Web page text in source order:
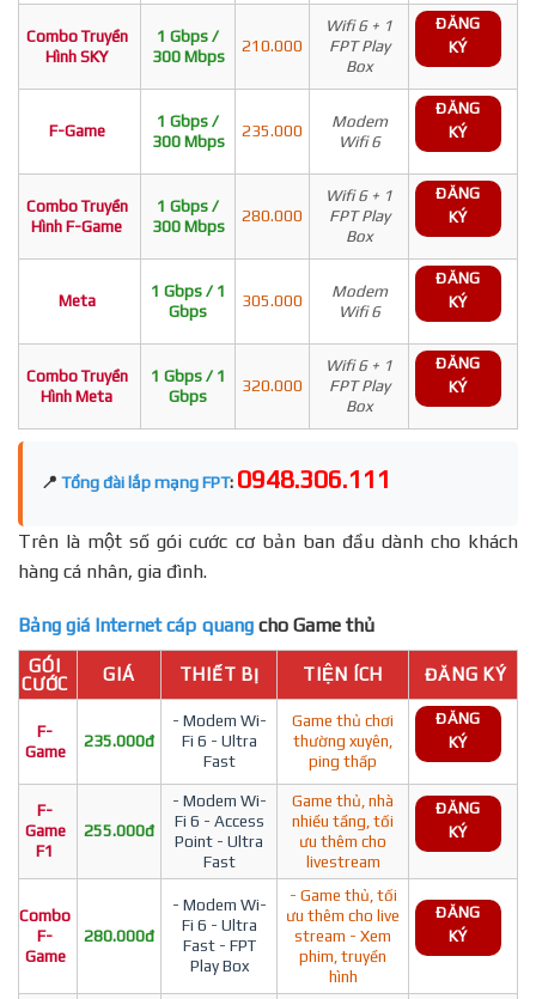
Combo Truyền
Hình SKY
1 Gbps /
300 Mbps
210.000
Wifi 6 + 1
FPT Play
Box
ĐĂNG
KÝ
F-Game
1 Gbps /
300 Mbps
235.000
Modem
Wifi 6
ĐĂNG
KÝ
Combo Truyền
Hình F-Game
1 Gbps /
300 Mbps
280.000
Wifi 6 + 1
FPT Play
Box
ĐĂNG
KÝ
Meta
1 Gbps / 1
Gbps
305.000
Modem
Wifi 6
ĐĂNG
KÝ
Combo Truyền
Hình Meta
1 Gbps / 1
Gbps
320.000
Wifi 6 + 1
FPT Play
Box
ĐĂNG
KÝ
📍 Tổng đài lắp mạng FPT: 0948.306.111
Trên là một số gói cước cơ bản ban đầu dành cho khách
hàng cá nhân, gia đình.
Bảng giá Internet cáp quang cho Game thủ
GÓI
CƯỚC
GIÁ THIẾT BỊ TIỆN ÍCH ĐĂNG KÝ
F-
Game
235.000đ
- Modem Wi-
Fi 6 - Ultra
Fast
Game thủ chơi
thường xuyên,
ping thấp
ĐĂNG
KÝ
F-
Game
F1
255.000đ
- Modem Wi-
Fi 6 - Access
Point - Ultra
Fast
Game thủ, nhà
nhiều tầng, tối
ưu thêm cho
livestream
ĐĂNG
KÝ
Combo
F-
Game
280.000đ
- Modem Wi-
Fi 6 - Ultra
Fast - FPT
Play Box
- Game thủ, tối
ưu thêm cho live
stream - Xem
phim, truyền
hình
ĐĂNG
KÝ